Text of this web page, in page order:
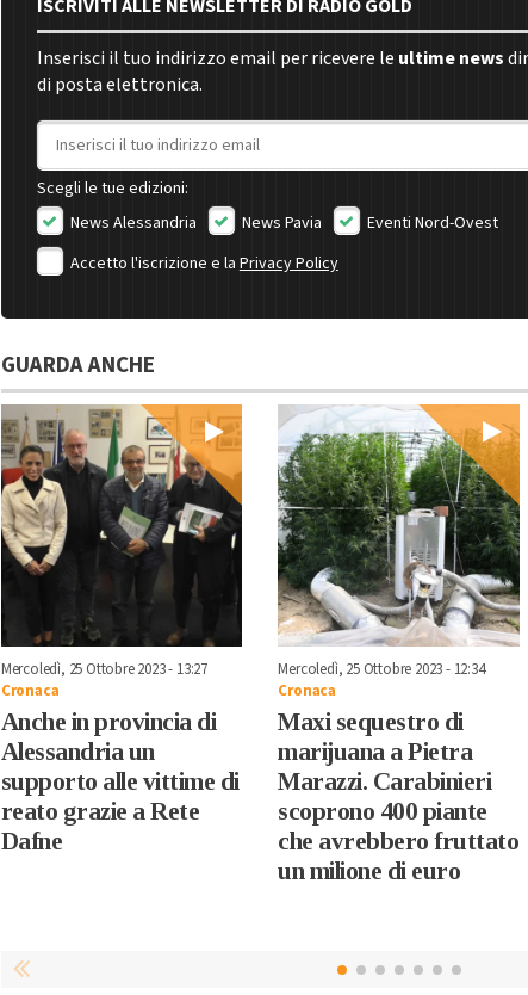
ISCRIVITI ALLE NEWSLETTER DI RADIO GOLD
Inserisci il tuo indirizzo email per ricevere le ultime news
di posta elettronica.
Indirizzo email
Scegli le tue edizioni:
News Alessandria
News Pavia
Eventi Nord-Ovest
Accetto l'iscrizione e laPrivacy Policy
GUARDA ANCHE
Mercoledì, 25 Ottobre 2023 - 13:27
Cronaca
Anche in provincia di
Alessandria un
supporto alle vittime di
reato grazie a Rete
Dafne
Mercoledì, 25 Ottobre 2023 - 12:34
Cronaca
Maxi sequestro di
marijuana a Pietra
Marazzi. Carabinieri
scoprono 400 piante
che avrebbero fruttato
un milione di euro